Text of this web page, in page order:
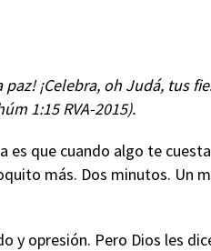
¡Celebra, oh Judá, tus
1:15 RVA-2015).
es que cuando algo te
más. Dos minutos. Un
y opresión. Pero Dios les